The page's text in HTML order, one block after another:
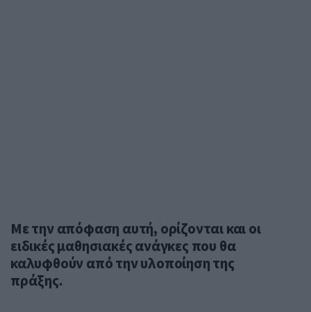
Με την απόφαση αυτή, ορίζονται και οι
ειδικές μαθησιακές ανάγκες που θα
καλυφθούν από την υλοποίηση της
πράξης.